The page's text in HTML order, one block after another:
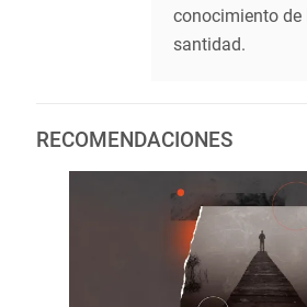
conocimiento de
santidad.
RECOMENDACIONES